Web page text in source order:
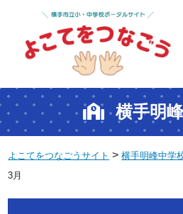
横手明
よこてをつなごうサイト >横手明峰中学
3月